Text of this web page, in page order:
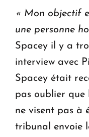
« Mon objectif
une personne
Spacey il y a
interview avec
Spacey était
pas oublier
ne visent pas à
tribunal envoie